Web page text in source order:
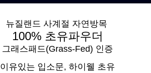
뉴질랜드 사계절 자연방목
100% 초유파우더
그래스패드(Grass-Fed) 인증
이유있는 입소문, 하이웰 초유